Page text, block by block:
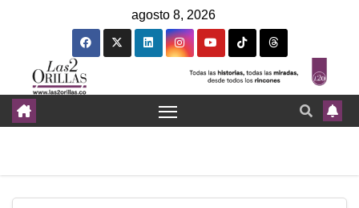
agosto 8, 2026